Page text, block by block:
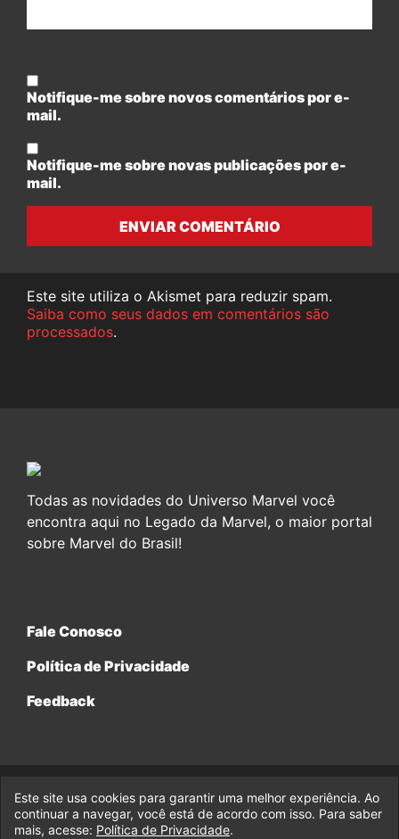
Notifique-me sobre novos comentários por e-
mail.
Notifique-me sobre novas publicações por e-
mail.
ENVIAR COMENTÁRIO
Este site utiliza o Akismet para reduzir spam.
Saiba como seus dados em comentários são
processados.
Todas as novidades do Universo Marvel você
encontra aqui no Legado da Marvel, o maior portal
sobre Marvel do Brasil!
Fale Conosco
Política de Privacidade
Feedback
© 2017-2026 Legado da Marvel, uma empresa da Legado
Enterprises.
Este site usa cookies para garantir uma melhor experiência. Ao
continuar a navegar, você está de acordo com isso. Para saber
mais, acesse: Política de Privacidade.